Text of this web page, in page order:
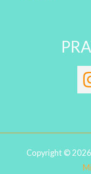
Copyright ©